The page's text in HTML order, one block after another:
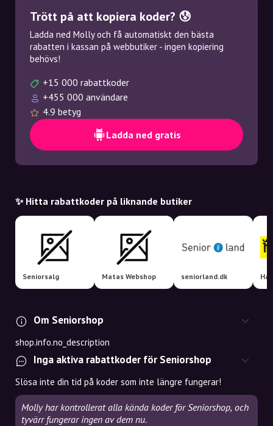
Trött på att kopiera koder? 😰
Ladda ned Molly och få automatiskt den bästa
rabatten i kassan på webbutiker - ingen kopiering
behövs!
+15 000 rabattkoder
+455 000 användare
4.9 betyg
Ladda ned gratis
✨ Hitta rabattkoder på liknande butiker
Seniorsalg Matas Webshop seniorland.dk
Om Seniorshop
shop.info.no_description
Inga aktiva rabattkoder för Seniorshop
Slösa inte din tid på koder som inte längre fungerar!
Molly har kontrollerat alla kända koder för Seniorshop, och
tyvärr fungerar ingen av dem nu.